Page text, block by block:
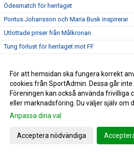
Ödesmatch för herrlaget
Pontus Johansson och Maria Busk inspirerar
Utlottade priser från Målkronan
Tung förlust för herrlaget mot FF
Seger 2-1 mot Bosna 92
Mv utbildning flyttad
10-åringarnas Cup 2018
Japan tränar på Ilanda IP
10-åringarnas cup och nytt rekord
DM-final måndag 6 augusti
För att hemsidan ska fungera korrekt
cookies från SportAdmin. Dessa går inte
Föreningen kan också använda frivilliga
eller marknadsföring. Du väljer själv om
Anpassa dina val
Acceptera nödvändiga